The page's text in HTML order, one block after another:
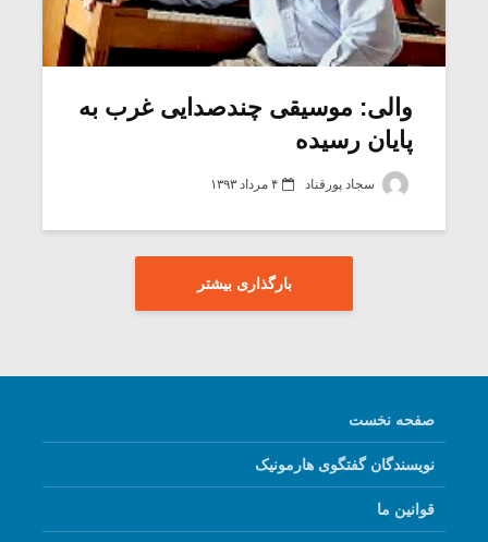
والی: موسیقی چندصدایی غرب به
پایان رسیده
سجاد پورقناد ۴ مرداد ۱۳۹۳
بارگذاری بیشتر
صفحه نخست
نویسندگان گفتگوی هارمونیک
قوانین ما